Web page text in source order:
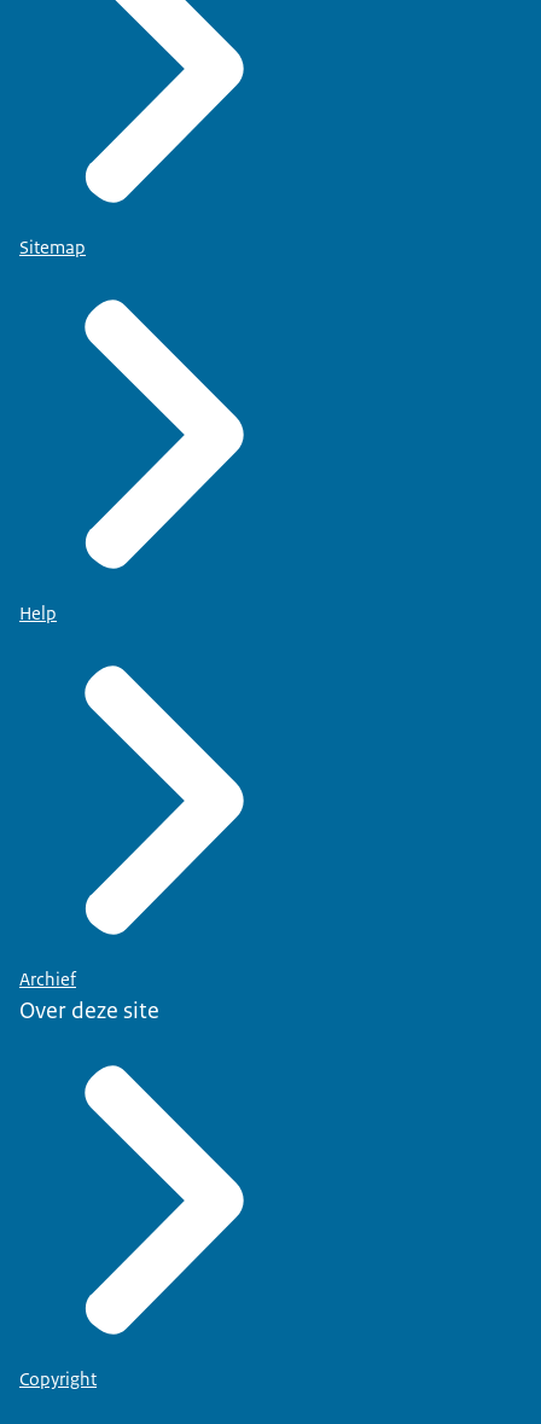
Sitemap
Help
Archief
Over deze site
Copyright